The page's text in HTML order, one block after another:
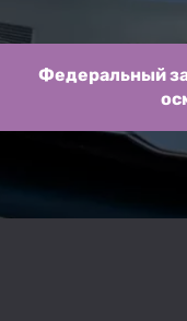
Федеральный